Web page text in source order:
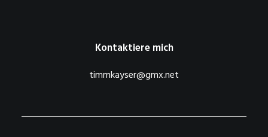
Kontaktiere mich
timmkayser@gmx.net